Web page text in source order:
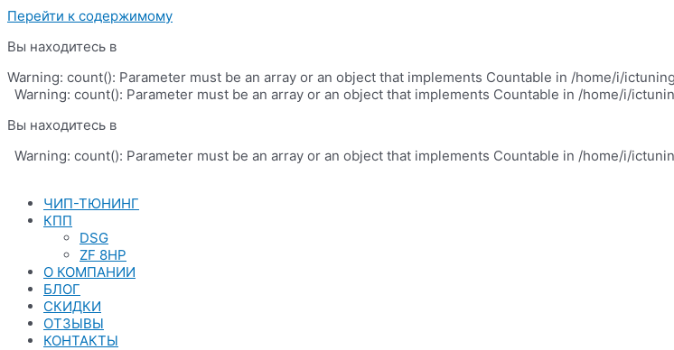
Перейти к содержимому
Вы находитесь в
Warning: count(): Parameter must be an array or an object that implements Countable in /home/i/
Warning: count(): Parameter must be an array or an object that implements Countable in /home/i/
Вы находитесь в
Warning: count(): Parameter must be an array or an object that implements Countable in /home/i/
ЧИП-ТЮНИНГ
КПП
DSG
ZF 8HP
О КОМПАНИИ
БЛОГ
СКИДКИ
ОТЗЫВЫ
КОНТАКТЫ